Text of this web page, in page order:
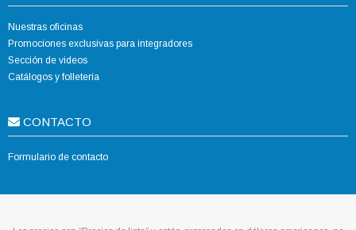
Nuestras oficinas
Promociones exclusivas para integradores
Sección de videos
Catálogos y folletería
CONTACTO
Formulario de contacto